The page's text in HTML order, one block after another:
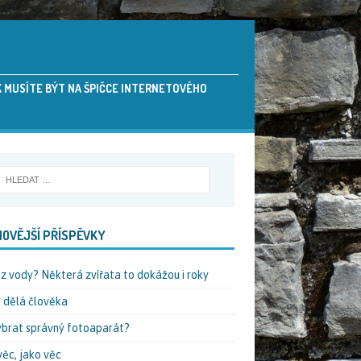
MUSÍTE BÝT NA ŠPIČCE INTERNETOVÉHO
PŘÍSPĚVKY
vody? Některá zvířata to dokážou i roky
dělá člověka
správný fotoaparát?
jako věc